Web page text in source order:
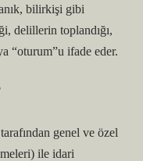
bilirkişi gibi
delillerin toplandığı,
“oturum”u ifade eder.
genel ve özel
ile idari